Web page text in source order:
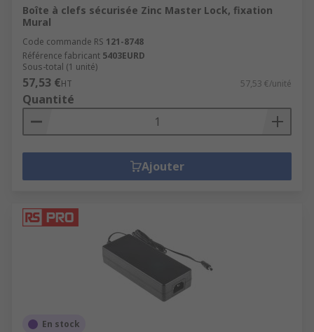
Boîte à clefs sécurisée Zinc Master Lock, fixation
Mural
Code commande RS 121-8748
Référence fabricant 5403EURD
Sous-total (1 unité)
57,53 €HT 57,53 €/unité
Quantité
Ajouter
En stock